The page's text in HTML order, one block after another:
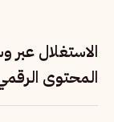
الاستغلال
المحتوى